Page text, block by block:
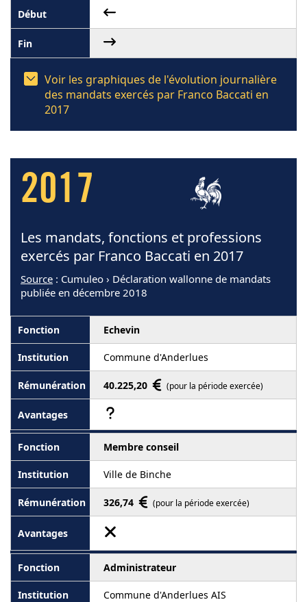
Voir les graphiques de l'évolution journalière
des mandats exercés par Franco Baccati en
2017
2017
Les mandats, fonctions et professions
exercés par Franco Baccati en 2017
Source : Cumuleo › Déclaration wallonne de mandats
publiée en décembre 2018
Echevin
Commune d'Anderlues
40.225,20 (pour la période exercée)
Membre conseil
Ville de Binche
326,74 (pour la période exercée)
Administrateur
Commune d'Anderlues AIS